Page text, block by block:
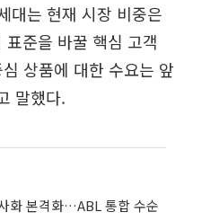
대는 현재 시장 비중은
준을 바꿀 핵심 고객
상품에 대한 수요는 앞
말했다.
화 본격화…ABL 통합 수순